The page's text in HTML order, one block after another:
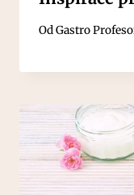
OdGastro